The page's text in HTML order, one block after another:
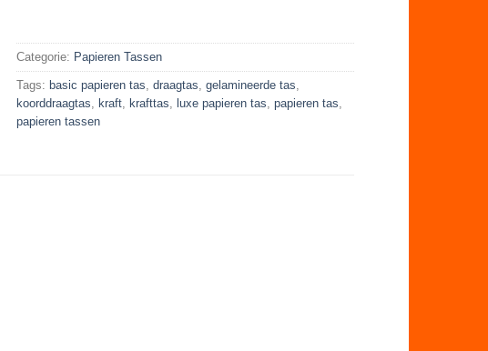
Categorie: Papieren Tassen
Tags: basic papieren tas ,draagtas ,gelamineerde tas
koorddraagtas
kraft krafttas luxe papieren tas ,papieren tas
papieren tassen